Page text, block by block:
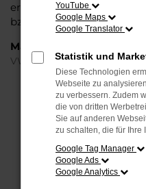
erheblich an Geld sparen
bzw. Rabatt erhalten.
Marken
VW
FEHLER:
Beim Laden ist ein
Überprüfe deine
YouTube
Google Maps
Google Translator
Statistik und
Diese Technologien
Webseite zu
zu verbessern. Zudem
die von dritten
Sie auf anderen
zu schalten, die für Ihre
Google Tag Manager
Google Ads
Google Analytics